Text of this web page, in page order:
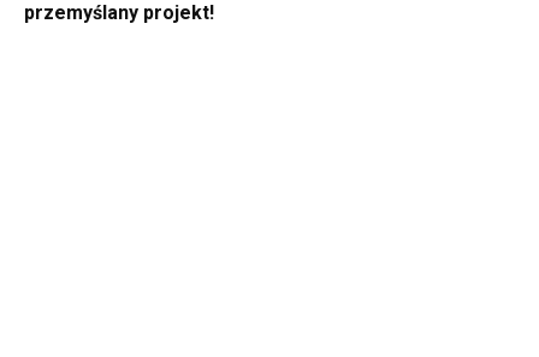
przemyślany projekt!